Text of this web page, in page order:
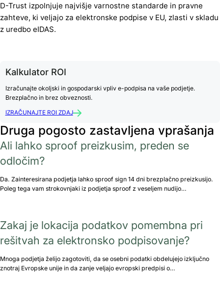
D-Trust izpolnjuje najvišje varnostne standarde in pravne
zahteve, ki veljajo za elektronske podpise v EU, zlasti v skladu
z uredbo eIDAS.
Kalkulator ROI
Izračunajte okoljski in gospodarski vpliv e-podpisa na vaše podjetje.
Brezplačno in brez obveznosti.
IZRAČUNAJTE ROI ZDAJ
Druga pogosto zastavljena vprašanja
Ali lahko sproof preizkusim, preden se
odločim?
Da. Zainteresirana podjetja lahko sproof sign 14 dni brezplačno preizkusijo.
Poleg tega vam strokovnjaki iz podjetja sproof z veseljem nudijo…
Zakaj je lokacija podatkov pomembna pri
rešitvah za elektronsko podpisovanje?
Mnoga podjetja želijo zagotoviti, da se osebni podatki obdelujejo izključno
znotraj Evropske unije in da zanje veljajo evropski predpisi o…